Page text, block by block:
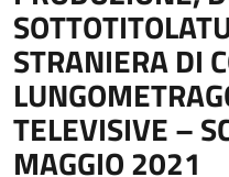
STRANIERA DI
TELEVISIVE –
MAGGIO 2021